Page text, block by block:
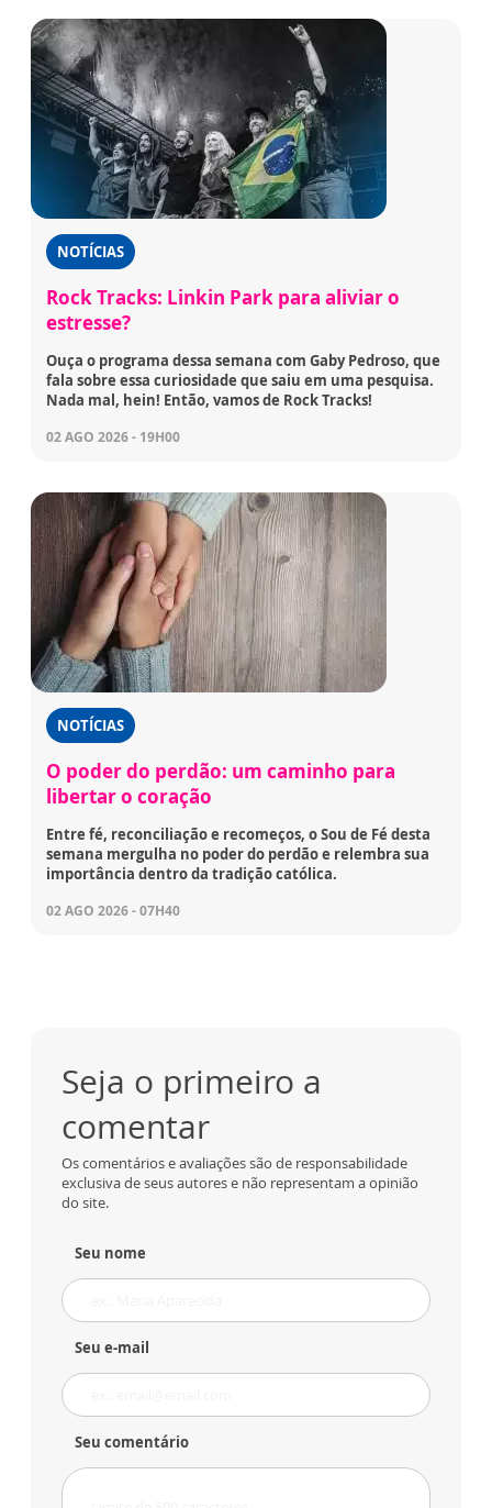
NOTÍCIAS
Rock Tracks: Linkin Park para aliviar o
estresse?
Ouça o programa dessa semana com Gaby Pedroso, que
fala sobre essa curiosidade que saiu em uma pesquisa.
Nada mal, hein! Então, vamos de Rock Tracks!
02 AGO 2026 - 19H00
NOTÍCIAS
O poder do perdão: um caminho para
libertar o coração
Entre fé, reconciliação e recomeços, o Sou de Fé desta
semana mergulha no poder do perdão e relembra sua
importância dentro da tradição católica.
02 AGO 2026 - 07H40
Seja o primeiro a
comentar
Os comentários e avaliações são de responsabilidade
exclusiva de seus autores e não representam a opinião
do site.
Seu nome
Seu e-mail
Seu comentário